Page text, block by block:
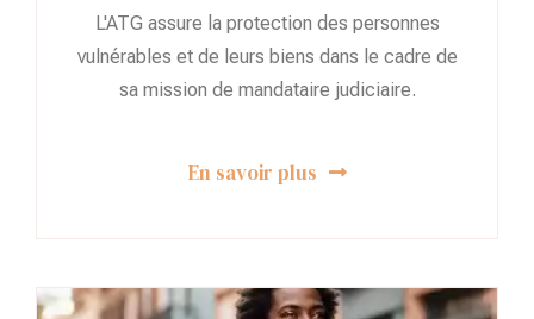
L'ATG assure la protection des personnes
vulnérables et de leurs biens dans le cadre de
sa mission de mandataire judiciaire.
En savoir plus